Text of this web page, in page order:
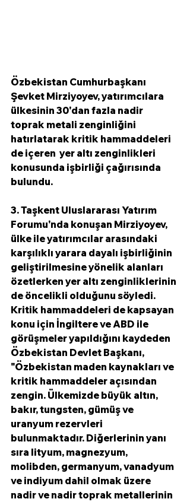
Özbekistan Cumhurbaşkanı
Şevket Mirziyoyev, yatırımcılara
ülkesinin 30'dan fazla nadir
toprak metali zenginliğini
hatırlatarak kritik hammaddeleri
de içeren  yer altı zenginlikleri
konusunda işbirliği çağırısında
bulundu.
3. Taşkent Uluslararası Yatırım
Forumu'nda konuşan Mirziyoyev,
ülke ile yatırımcılar arasındaki
karşılıklı yarara dayalı işbirliğinin
geliştirilmesine yönelik alanları
özetlerken yer altı zenginliklerinin
de öncelikli olduğunu söyledi.
Kritik hammaddeleri de kapsayan
konu için İngiltere ve ABD ile
görüşmeler yapıldığını kaydeden
Özbekistan Devlet Başkanı,
"Özbekistan maden kaynakları ve
kritik hammaddeler açısından
zengin. Ülkemizde büyük altın,
bakır, tungsten, gümüş ve
uranyum rezervleri
bulunmaktadır. Diğerlerinin yanı
sıra lityum, magnezyum,
molibden, germanyum, vanadyum
ve indiyum dahil olmak üzere
nadir ve nadir toprak metallerinin